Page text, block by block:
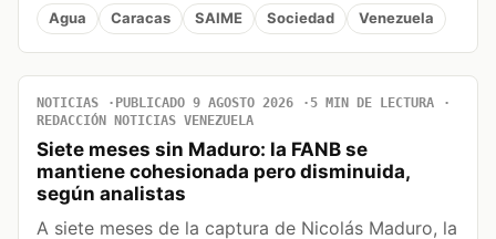
Agua Caracas SAIME Sociedad Venezuela
NOTICIAS PUBLICADO 9 AGOSTO 2026
5 MIN DE LECTURA
REDACCIÓN NOTICIAS VENEZUELA
Siete meses sin Maduro: la FANB se
mantiene cohesionada pero disminuida,
según analistas
A siete meses de la captura de Nicolás Maduro, la